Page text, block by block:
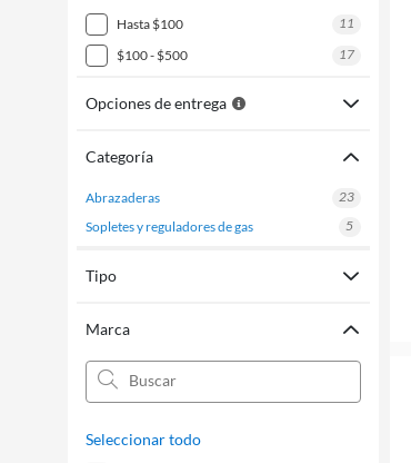
hasta $100
11
$100 - $500
17
Opciones de entrega
Categoría
abrazaderas
23
sopletes y reguladores de gas
5
Tipo
Marca
Seleccionar todo